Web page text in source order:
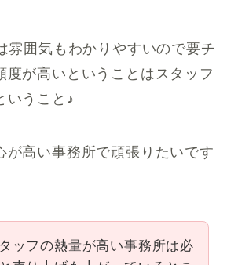
雰囲気もわかりやすいので要チ
度が高いということはスタッフ
いうこと♪
が高い事務所で頑張りたいです
ッフの熱量が高い事務所は必